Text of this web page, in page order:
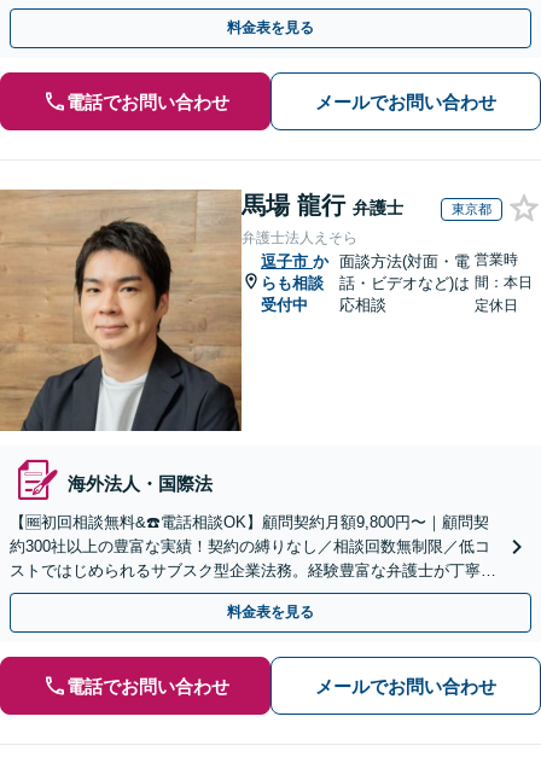
可欠だと思います。銀座駅1分、100社超の実績。
料金表を見る
電話でお問い合わせ メールでお問い合わせ
馬場 龍行 弁護士 東京都
弁護士法人えそら
逗子市 か
らも相談
受付中
面談方法(対面・電
話・ビデオなど)は
応相談
営業時
間：本日
定休日
海外法人・国際法
【🆓初回相談無料&☎️電話相談OK】顧問契約月額9,800円〜｜顧問契
約300社以上の豊富な実績！契約の縛りなし／相談回数無制限／低コ
ストではじめられるサブスク型企業法務。経験豊富な弁護士が丁寧に
対応。【関東エリア対応】
料金表を見る
電話でお問い合わせ メールでお問い合わせ